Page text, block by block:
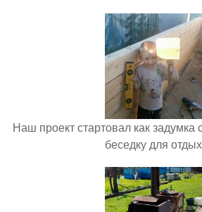
Наш проект стартовал как задумка
беседку для